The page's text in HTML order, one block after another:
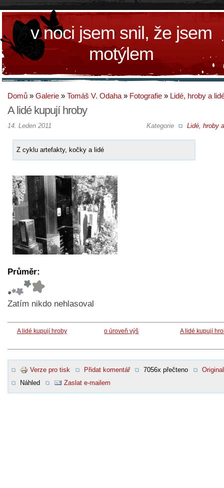
v noci jsem snil, že jsem
motýlem
Domů » Galerie » Tomáš V. Odaha » Fotografie » Lidé, hroby a
A lidé kupují hroby
Kategorie Lidé, hroby
14. Leden 2011
Z cyklu artefakty, kočky a lidé
Průměr:
Zatím nikdo nehlasoval
A lidé kupují hroby o úroveň výš A lidé kupují
Verze pro tisk Přidat komentář 7056x přečteno
Original
Náhled
Zaslat e-mailem